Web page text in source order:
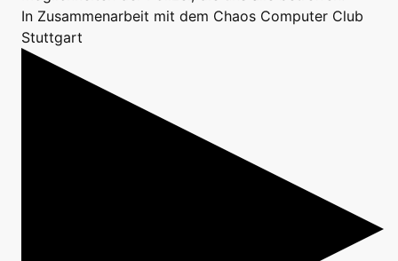
In Zusammenarbeit mit dem Chaos Computer Club
Stuttgart